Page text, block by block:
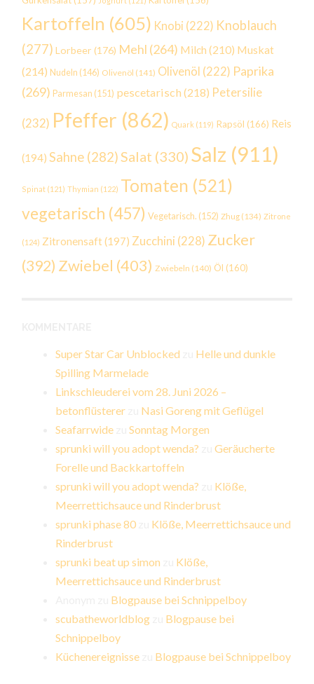
Kartoffeln (605) Knobi (222) Knoblauch
(277) Lorbeer (176) Mehl (264) Milch (210) Muskat
(214) Nudeln (146) Olivenöl (141) Olivenöl (222) Paprika
(269) Parmesan (151) pescetarisch (218) Petersilie
(232) Pfeffer (862) Quark (119) Rapsöl (166) Reis
(194) Sahne (282)Salat (330) Salz (911)
Spinat (121) Thymian (122) Tomaten (521)
vegetarisch (457) Vegetarisch. (152) Zhug (134) Zitrone
(124) Zitronensaft(197) Zucchini (228) Zucker
(392) Zwiebel (403) Zwiebeln (140) Öl (160)
Super Star Car Unblocked
Helle und dunkle
Spilling Marmelade
Linkschleuderei vom 28. Juni 2026 –
betonflüsterer
Nasi Goreng mit Geflügel
Seafarrwide zuSonntag Morgen
sprunki will you adopt wenda? zuGeräucherte
Forelle und Backkartoffeln
sprunki will you adopt wenda?
Klöße,
Meerrettichsauce und Rinderbrust
sprunki phase 80
Klöße, Meerrettichsauce und
Rinderbrust
sprunki beat up simon
Klöße,
Meerrettichsauce und Rinderbrust
Blogpause bei Schnippelboy
scubatheworldblog
Blogpause bei
Schnippelboy
Küchenereignisse
Blogpause bei Schnippelboy